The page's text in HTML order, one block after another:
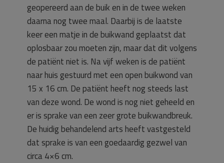
geopereerd aan de buik en in de twee weken
daarna nog twee maal. Daarbij is de laatste
keer een matje in de buikwand geplaatst dat
oplosbaar zou moeten zijn, maar dat dit volgens
de patiënt niet is. Na vijf weken is de patiënt
naar huis gestuurd met een open buikwond van
15 x 16 cm. De patiënt heeft nog steeds last
van deze wond. De wond is nog niet geheeld en
er is sprake van een zeer grote buikwandbreuk.
De huidig behandelend arts heeft vastgesteld
dat sprake is van een goedaardig gezwel van
circa 4×6 cm.